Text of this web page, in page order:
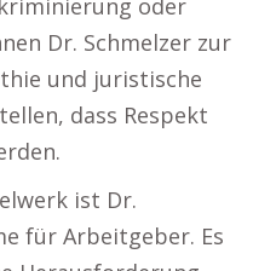
oder
Dr. Schmelzer zur
und juristische
dass Respekt
ist Dr.
für Arbeitgeber. Es